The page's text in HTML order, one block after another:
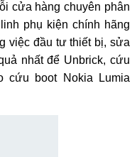
cửa hàng chuyên phân
phụ kiện chính hãng
việc đầu tư thiết bị, sửa
nhất để Unbrick, cứu
cứu boot Nokia Lumia